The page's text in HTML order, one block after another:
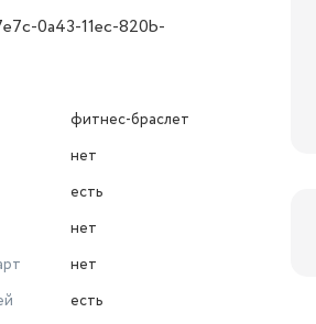
0a43-11ec-820b-
фитнес-браслет
нет
есть
нет
нет
есть